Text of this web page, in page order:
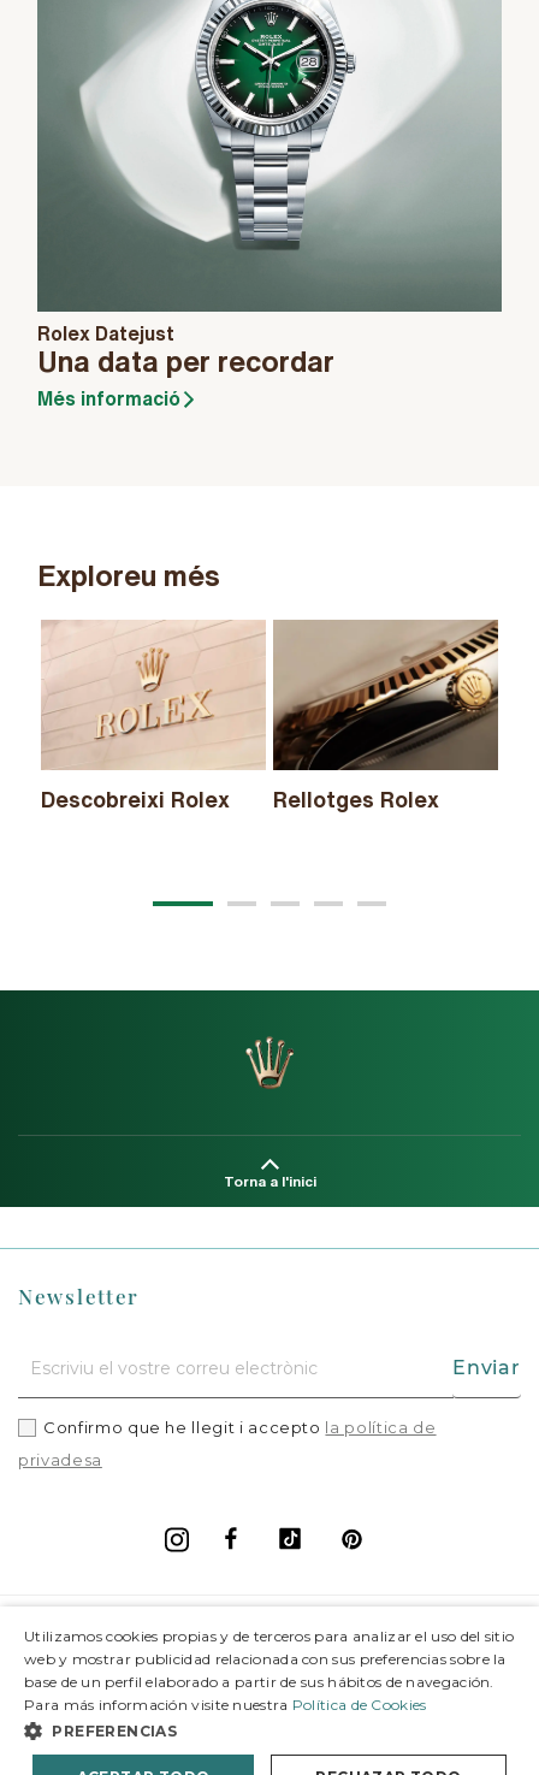
Rolex Datejust
Una data per recordar
Més informació
Exploreu més
Descobreixi Rolex Rellotges Rolex
Torna a l'inici
Informació
Suport
Newsletter
Enviar
Confirmo que he llegit i accepto la política de
privadesa
FacebookVimeo
Instagram
Utilizamos cookies propias y de terceros para analizar el uso del sitio
web y mostrar publicidad relacionada con sus preferencias sobre la
base de un perfil elaborado a partir de sus hábitos de navegación.
Para más información visite nuestra Política de Cookies
PREFERENCIAS